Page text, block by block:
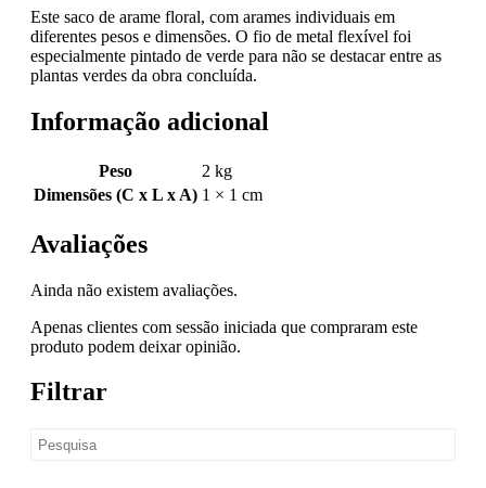
Este saco de arame floral, com arames individuais em
diferentes pesos e dimensões. O fio de metal flexível foi
especialmente pintado de verde para não se destacar entre as
plantas verdes da obra concluída.
Informação adicional
Peso
2 kg
Dimensões (C x L x A) 1 × 1 cm
Avaliações
Ainda não existem avaliações.
Apenas clientes com sessão iniciada que compraram este
produto podem deixar opinião.
Filtrar